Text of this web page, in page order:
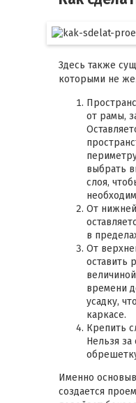
Здесь также
которыми не
от рамы,
выбрать
слоя,
От
в
От
оставить
времени
усадку,
каркасе.
Крепить
Нельзя за
Именно
создается